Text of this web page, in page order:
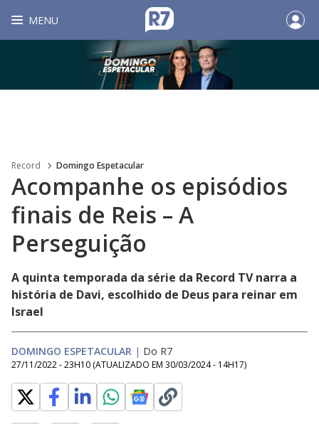
MENU
Record Domingo Espetacular
Acompanhe os episódios
finais de Reis – A
Perseguição
A quinta temporada da série da Record TV narra a
história de Davi, escolhido de Deus para reinar em
Israel
DOMINGO ESPETACULAR | Do R7
27/11/2022 - 23H10 (ATUALIZADO EM 30/03/2024 - 14H17)